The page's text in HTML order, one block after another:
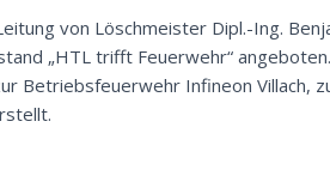
von Löschmeister Dipl.-Ing.
„HTL trifft Feuerwehr“
Betriebsfeuerwehr Infineon Villach,